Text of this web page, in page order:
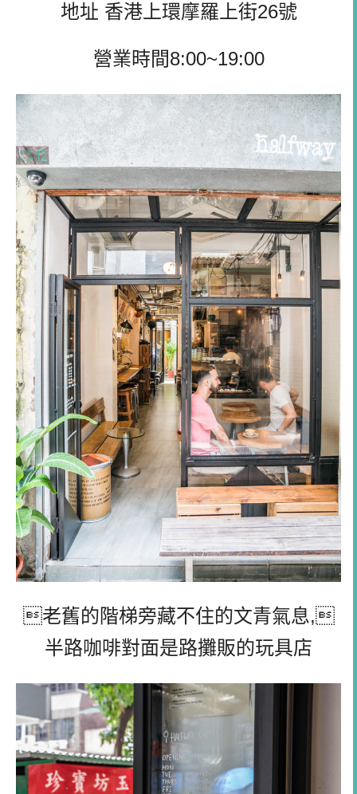
地址 香港上環摩羅上街26號
營業時間8:00~19:00
老舊的階梯旁藏不住的文青氣息,
半路咖啡對面是路攤販的玩具店